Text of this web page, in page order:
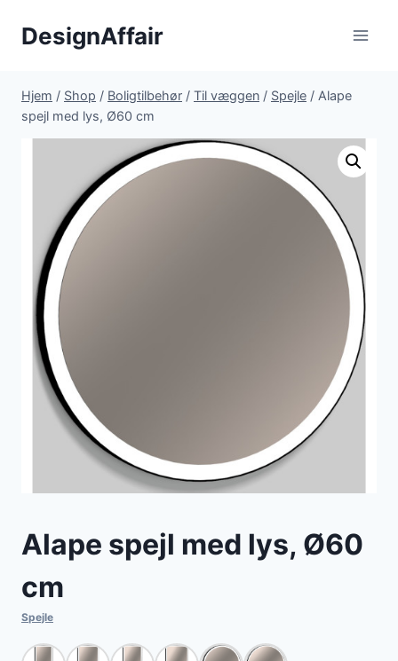
DesignAffair
Hjem / Shop / Boligtilbehør / Til væggen / Spejle / Alape
spejl med lys, Ø60 cm
Alape spejl med lys, Ø60
cm
Spejle